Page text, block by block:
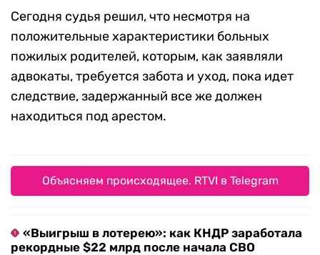
Сегодня судья решил, что несмотря на
положительные характеристики больных
пожилых родителей, которым, как заявляли
адвокаты, требуется забота и уход, пока идет
следствие, задержанный все же должен
находиться под арестом.
Объясняем происходящее. RTVI в Telegram
«Выигрыш в лотерею»: как КНДР заработала
рекордные $22 млрд после начала СВО